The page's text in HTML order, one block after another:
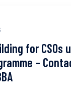
for CSOs
–